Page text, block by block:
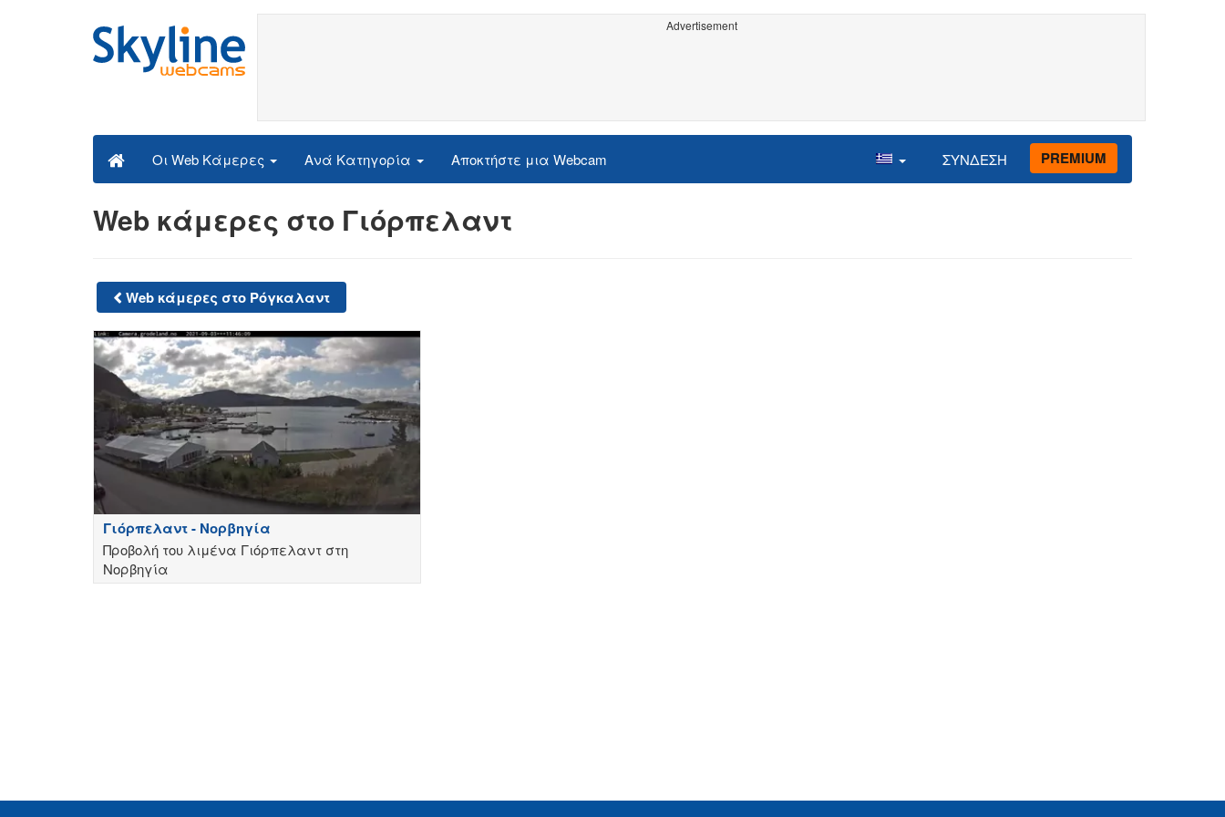
Advertisement
Οι Web Κάμερες Ανά Κατηγορία Αποκτήστε μια Webcam ΣΥΝΔΕΣΗ PREMIUM
Web κάμερες στο Γιόρπελαντ
Web κάμερες στο Ρόγκαλαντ
Γιόρπελαντ - Νορβηγία
Προβολή του λιμένα Γιόρπελαντ στη
Νορβηγία